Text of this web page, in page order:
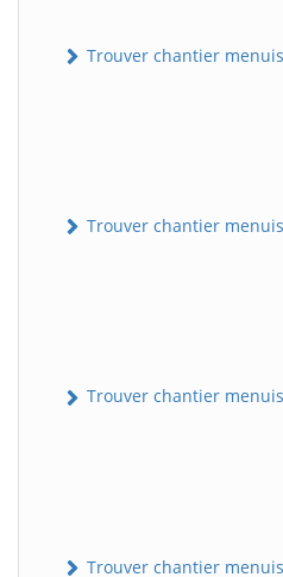
Trouver chantier
Trouver chantier
Trouver chantier
Trouver chantier